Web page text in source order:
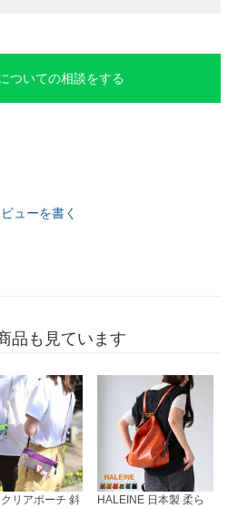
ついての相談をする
ューを書く
品も見ています
クリアポーチ 斜
HALEINE 日本製 柔ら